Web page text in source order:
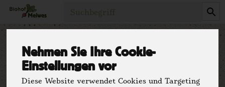
Nehmen Sie Ihre Cookie-
Einstellungen vor
Diese Website verwendet Cookies und Targeting
Produkt
Impressum